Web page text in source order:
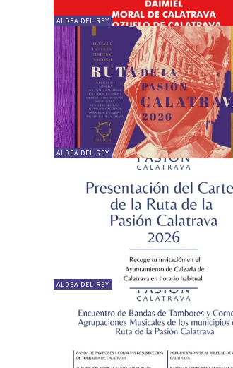
ALDEA DEL REY
ALDEA DEL REY
ALDEA DEL REY